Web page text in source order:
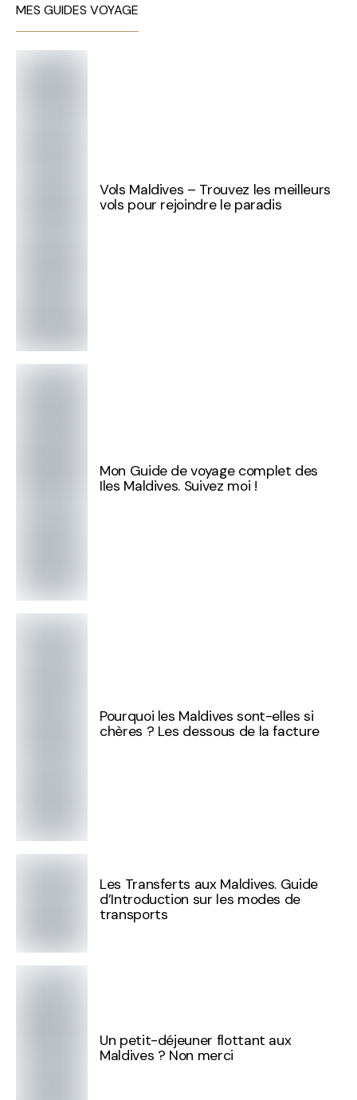
MES GUIDES VOYAGE
Vols Maldives – Trouvez les meilleurs
vols pour rejoindre le paradis
Mon Guide de voyage complet des
Iles Maldives. Suivez moi !
Pourquoi les Maldives sont-elles si
chères ? Les dessous de la facture
Les Transferts aux Maldives. Guide
d’Introduction sur les modes de
transports
Un petit-déjeuner flottant aux
Maldives ? Non merci